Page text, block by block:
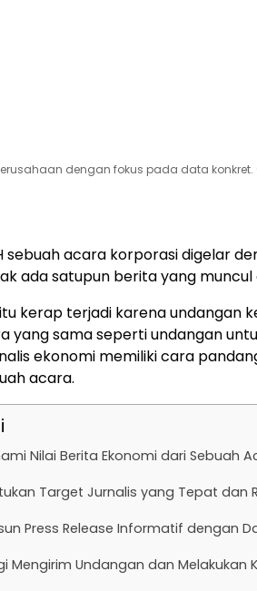
dengan fokus pada data
sebuah acara korporasi digelar
ada satupun berita yang muncul
kerap terjadi karena undangan
yang sama seperti undangan
ekonomi memiliki cara
acara.
Nilai Berita Ekonomi dari Sebuah
Target Jurnalis yang Tepat dan
Press Release Informatif dengan
Mengirim Undangan dan Melakukan